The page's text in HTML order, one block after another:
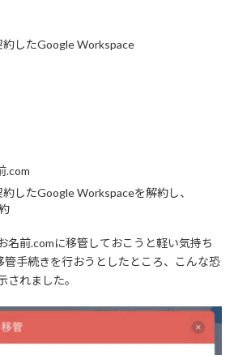
約したGoogle Workspace
.com
したGoogle Workspaceを解約し、
名前.comに移管しておこうと軽い気持ち
管手続きを行おうとしたところ、こんな恐
されました。